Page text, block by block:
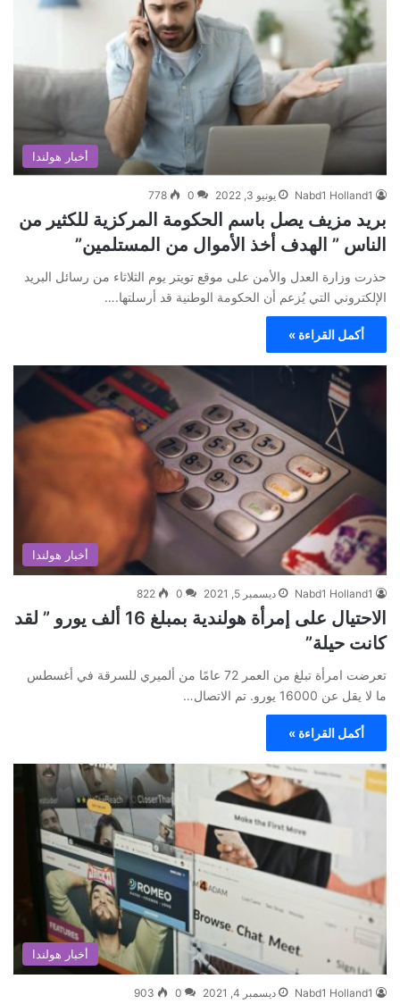
أخبار هولندا
Nabd1 Holland1 يونيو 3, 2022 0
778
بريد مزيف يصل باسم الحكومة المركزية للكثير من
الناس ” الهدف أخذ الأموال من المستلمين”
حذرت وزارة العدل والأمن على موقع تويتر يوم الثلاثاء من رسائل البريد
الإلكتروني التي يُزعم أن الحكومة الوطنية قد أرسلتها.…
أكمل القراءة »
أخبار هولندا
Nabd1 Holland1 ديسمبر 5, 2021 0
822
الاحتيال على إمرأة هولندية بمبلغ 16 ألف يورو ” لقد
كانت حيلة”
تعرضت امرأة تبلغ من العمر 72 عامًا من ألميري للسرقة في أغسطس
ما لا يقل عن 16000 يورو. تم الاتصال…
أكمل القراءة »
أخبار هولندا
Nabd1 Holland1 ديسمبر 4, 2021 0
903